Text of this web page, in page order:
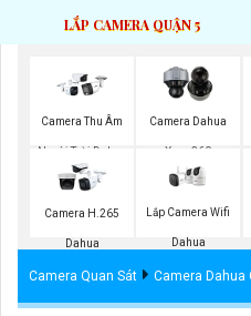
LẮP CAMERA QUẬN 5
Camera Thu Âm
Ngoài Trời Dahua
Camera Dahua
Xoay 360
Camera H.265
Dahua
Lắp Camera Wifi
Dahua
Camera Quan Sát Camera Dahua